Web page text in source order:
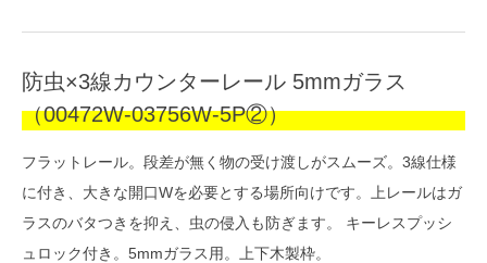
防虫×3線カウンターレール 5mmガラス
（00472W-03756W-5P②）
フラットレール。段差が無く物の受け渡しがスムーズ。3線仕様
に付き、大きな開口Wを必要とする場所向けです。上レールはガ
ラスのバタつきを抑え、虫の侵入も防ぎます。 キーレスプッシ
ュロック付き。5mmガラス用。上下木製枠。